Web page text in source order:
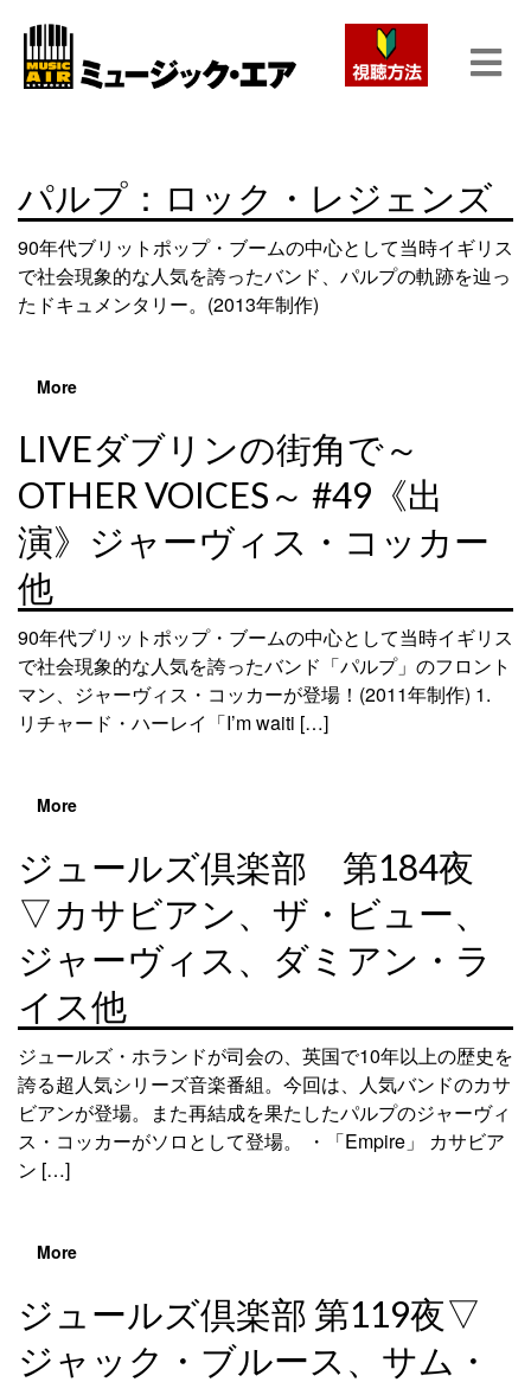
パルプ：ロック・レジェンズ
90年代ブリットポップ・ブームの中心として当時イギリス
で社会現象的な人気を誇ったバンド、パルプの軌跡を辿っ
たドキュメンタリー。(2013年制作)
More
LIVEダブリンの街角で～
OTHER VOICES～ #49《出
演》ジャーヴィス・コッカー
他
90年代ブリットポップ・ブームの中心として当時イギリス
で社会現象的な人気を誇ったバンド「パルプ」のフロント
マン、ジャーヴィス・コッカーが登場！(2011年制作) 1.
リチャード・ハーレイ「I’m waiti […]
More
ジュールズ倶楽部 第184夜
▽カサビアン、ザ・ビュー、
ジャーヴィス、ダミアン・ラ
イス他
ジュールズ・ホランドが司会の、英国で10年以上の歴史を
誇る超人気シリーズ音楽番組。今回は、人気バンドのカサ
ビアンが登場。また再結成を果たしたパルプのジャーヴィ
ス・コッカーがソロとして登場。 ・「Empire」 カサビア
ン […]
More
ジュールズ倶楽部 第119夜▽
ジャック・ブルース、サム・